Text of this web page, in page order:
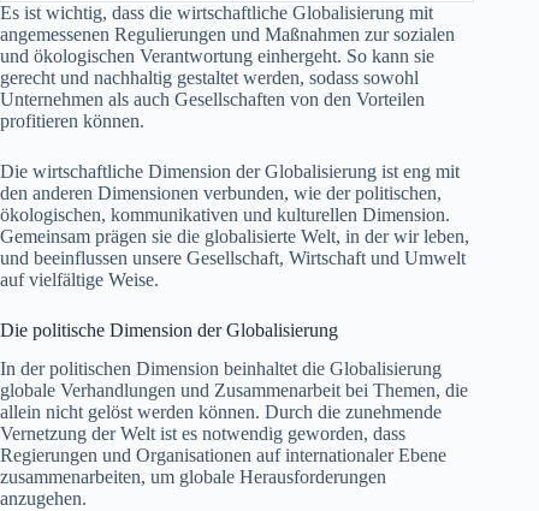
Es ist wichtig, dass die wirtschaftliche Globalisierung mit
angemessenen Regulierungen und Maßnahmen zur sozialen
und ökologischen Verantwortung einhergeht. So kann sie
gerecht und nachhaltig gestaltet werden, sodass sowohl
Unternehmen als auch Gesellschaften von den Vorteilen
profitieren können.
Die wirtschaftliche Dimension der Globalisierung ist eng mit
den anderen Dimensionen verbunden, wie der politischen,
ökologischen, kommunikativen und kulturellen Dimension.
Gemeinsam prägen sie die globalisierte Welt, in der wir leben,
und beeinflussen unsere Gesellschaft, Wirtschaft und Umwelt
auf vielfältige Weise.
Die politische Dimension der Globalisierung
In der politischen Dimension beinhaltet die Globalisierung
globale Verhandlungen und Zusammenarbeit bei Themen, die
allein nicht gelöst werden können. Durch die zunehmende
Vernetzung der Welt ist es notwendig geworden, dass
Regierungen und Organisationen auf internationaler Ebene
zusammenarbeiten, um globale Herausforderungen
anzugehen.